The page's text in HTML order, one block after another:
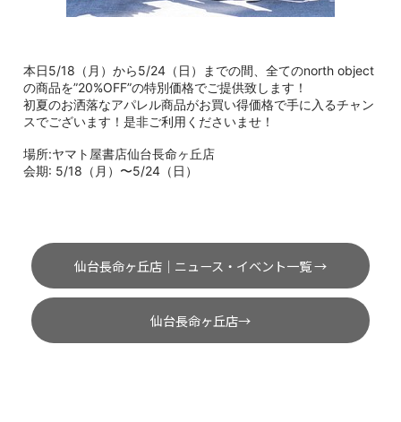
本日5/18（月）から5/24（日）までの間、全てのnorth object
の商品を”20%OFF”の特別価格でご提供致します！
初夏のお洒落なアパレル商品がお買い得価格で手に入るチャン
スでございます！是非ご利用くださいませ！
場所:ヤマト屋書店仙台長命ヶ丘店
会期: 5/18（月）〜5/24（日）
仙台長命ヶ丘店｜ニュース・イベント一覧 →
仙台長命ヶ丘店→